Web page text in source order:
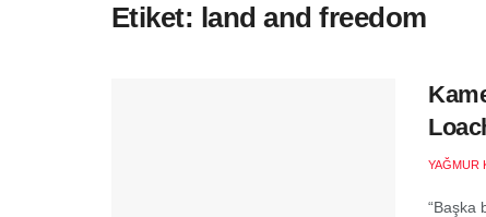
Etiket: land and freedom
YAĞMUR
“Başka